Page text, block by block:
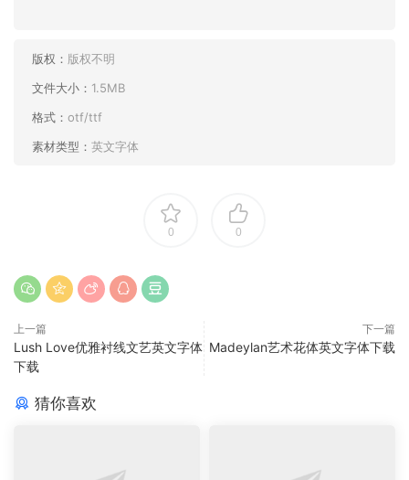
版权： 版权不明
文件大小： 1.5MB
格式： otf/ttf
素材类型： 英文字体
0 0
上一篇
Lush Love优雅衬线文艺英文字体
下载
下一篇
Madeylan艺术花体英文字体下载
猜你喜欢